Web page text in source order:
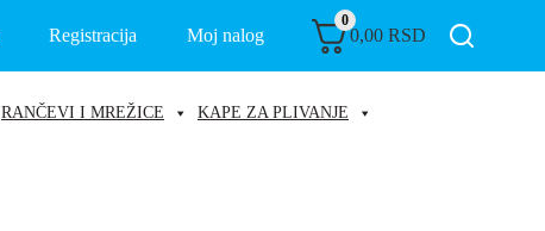
Registracija Moj nalog
0
0,00 RSD
RANČEVI I MREŽICE KAPE ZA PLIVANJE